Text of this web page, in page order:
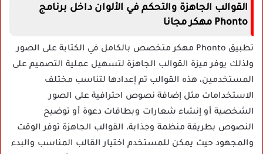
القوالب الجاهزة والتحكم في الألوان داخل برنامج
Phonto مهكر مجانا
تطبيق Phonto مهكر متخصص بالكامل في الكتابة على الصور
ولذلك يوفر ميزة القوالب الجاهزة لتسهيل عملية التصميم على
المستخدمين، هذه القوالب تم إعدادها لتناسب مختلف
الاستخدامات مثل إضافة نصوص احترافية على الصور
الشخصية أو إنشاء شعارات وبطاقات دعوة أو توضيح
النصوص بطريقة منظمة وجذابة، القوالب الجاهزة توفر الوقت
والمجهود حيث يمكن للمستخدم اختيار القالب المناسب والبدء